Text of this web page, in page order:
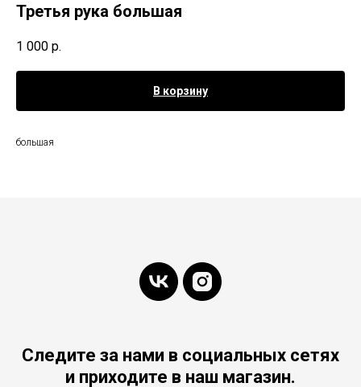
Третья рука большая
1 000 р.
В корзину
большая
Следите за нами в социальных сетях
и приходите в наш магазин.